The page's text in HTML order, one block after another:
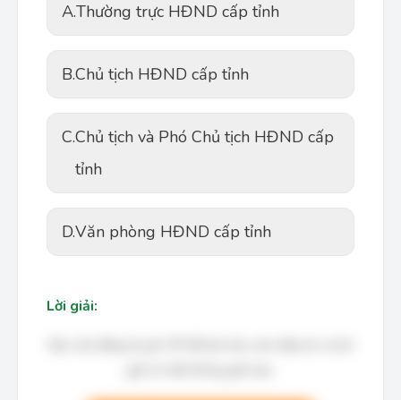
A.Thường trực HĐND cấp tỉnh
B.Chủ tịch HĐND cấp tỉnh
C.Chủ tịch và Phó Chủ tịch HĐND cấp
tỉnh
D.Văn phòng HĐND cấp tỉnh
Lời giải: